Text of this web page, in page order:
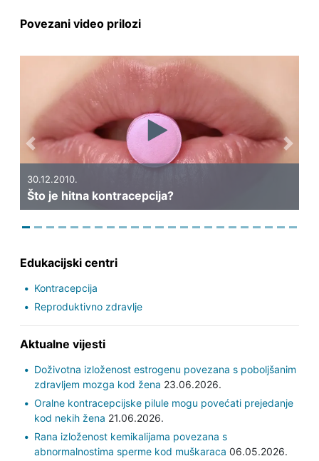
Povezani video prilozi
30.12.2010.
Što je hitna kontracepcija?
Previous Next
Edukacijski centri
Kontracepcija
Reproduktivno zdravlje
Aktualne vijesti
Doživotna izloženost estrogenu povezana s poboljšanim
zdravljem mozga kod žena 23.06.2026.
Oralne kontracepcijske pilule mogu povećati prejedanje
kod nekih žena 21.06.2026.
Rana izloženost kemikalijama povezana s
abnormalnostima sperme kod muškaraca 06.05.2026.